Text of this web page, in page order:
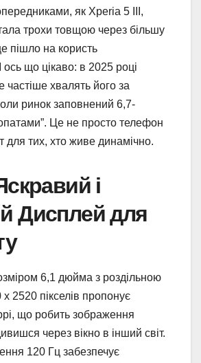
як Xperia 5 III,
трохи товщою через більшу
пішло на користь
ось що цікаво: в 2025 році
частіше хвалять його за
ринок заповнений 6,7-
Це не просто телефон
для тих, хто живе динамічно.
і
Дисплей для
6,1 дюйма з роздільною
x 2520 пікселів пропонує
що робить зображення
через вікно в інший світ.
120 Гц забезпечує